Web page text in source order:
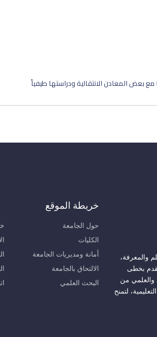
بعض المعادن الانتقالية ودراستها طيفياً
والمعرفة،
بخطى
والعلمي من
لتمنح
خريطة الموقع
حول الجامعة
الكليات
أمانة ومديريات الجامعة
الالتحاق بالجامعة
البحث العلمي